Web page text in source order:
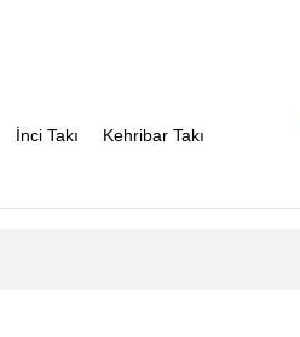
İnci Takı Kehribar Takı